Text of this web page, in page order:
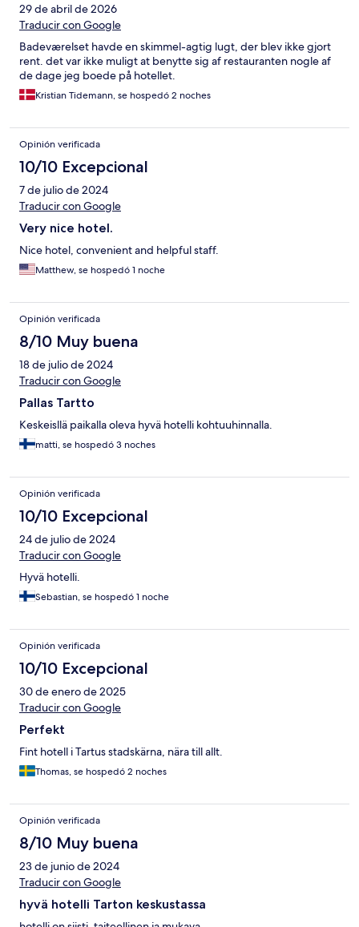
29 de abril de 2026
Traducir con Google
Badeværelset havde en skimmel-agtig lugt, der blev ikke gjort
rent. det var ikke muligt at benytte sig af restauranten nogle af
de dage jeg boede på hotellet.
Kristian Tidemann, se hospedó 2 noches
Opinión verificada
10/10 Excepcional
7 de julio de 2024
Traducir con Google
Very nice hotel.
Nice hotel, convenient and helpful staff.
Matthew, se hospedó 1 noche
Opinión verificada
8/10 Muy buena
18 de julio de 2024
Traducir con Google
Pallas Tartto
Keskeisllä paikalla oleva hyvä hotelli kohtuuhinnalla.
matti, se hospedó 3 noches
Opinión verificada
10/10 Excepcional
24 de julio de 2024
Traducir con Google
Hyvä hotelli.
Sebastian, se hospedó 1 noche
Opinión verificada
10/10 Excepcional
30 de enero de 2025
Traducir con Google
Perfekt
Fint hotell i Tartus stadskärna, nära till allt.
Thomas, se hospedó 2 noches
Opinión verificada
8/10 Muy buena
23 de junio de 2024
Traducir con Google
hyvä hotelli Tarton keskustassa